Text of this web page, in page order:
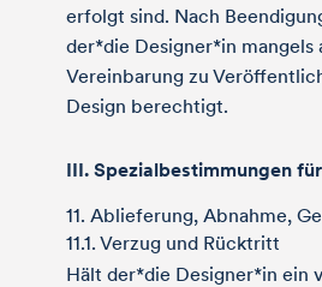
erfolgt sind. Nach
der*die Designer*in mangels
Vereinbarung zu
Design berechtigt.
III. Spezialbestimmungen
11. Ablieferung, Abnahme,
11.1. Verzug und Rücktritt
Hält der*die Designer*in ein